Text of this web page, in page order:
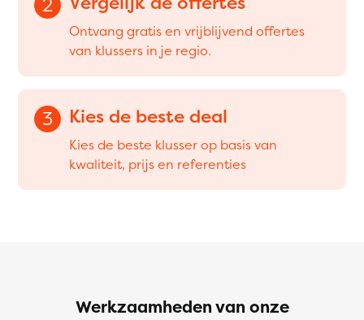
Ontvang gratis en vrijblijvend offertes
van klussers in je regio.
3 Kies de beste deal
Kies de beste klusser op basis van
kwaliteit, prijs en referenties
Werkzaamheden van onze